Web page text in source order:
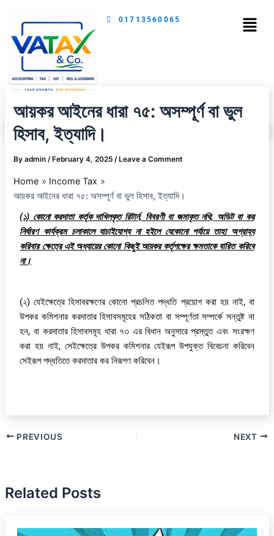
content
01713560065 Menu
আয়কর আইনের ধারা ৭৫: অসম্পূর্ণ বা ভুল
হিসাব, ইত্যাদি।
Byadmin/February 4, 2025/Leave a Comment
Home
Income Tax
আয়কর আইনের ধারা ৭৫: অসম্পূর্ণ বা ভুল হিসাব, ইত্যাদি।
(১) কোনো করদাতা কর্তৃক দাখিলকৃত রিটার্ন, বিবরণী বা জমাকৃত নথি, অডিট বা কর
নির্ধারণ কার্যক্রম চলাকালে যাচাইযোগ্য না হইলে যেকোনো পর্যায়ে তাহা অগ্রাহ্য
করিবার ক্ষেত্রে এই অধ্যায়ের কোনো কিছুই আয়কর কর্তৃপক্ষের ক্ষমতাকে বারিত করিবে
না।
(২) যেইক্ষেত্রে হিসাবরক্ষণের কোনো প্রচলিত পদ্ধতি প্রয়োগ করা হয় নাই, বা
উপকর কমিশনার করদাতার হিসাবসমূহের সঠিকতা বা সম্পূর্ণতা সম্পর্কে সন্তুষ্ট না
হন, বা করদাতার হিসাবসমূহ ধারা ৭৩ এর বিধান অনুসারে প্রস্তুত এবং সংরক্ষণ
করা হয় নাই, সেইক্ষেত্রে উপকর কমিশনার যেইরূপ উপযুক্ত বিবেচনা করিবেন
সেইরূপ পদ্ধতিতে করদাতার কর নিরূপণ করিবেন।
PREVIOUS NEXT
Related Posts